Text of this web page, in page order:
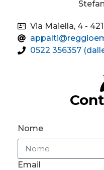
Via Maiella, 4 -
0522 356357
Nome
Email